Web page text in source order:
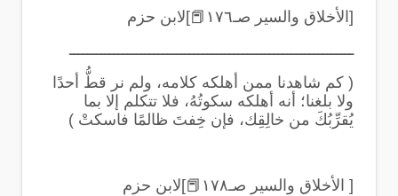
[الأخلاق والسير صـ١٧٦ 📕]لابن حزم
ــــــــــــــــــــــــــــــــــــــــــــــــــــــــــــــــ
( كم شاهدنا ممن أهلكه كلامه، ولم نر قطُّ أحدًا
ولا بلغنا؛ أنه أهلكه سكوتُهُ، فلا تتكلم إلا بما
يُقرِّبُكَ من خالِقِك، فإن خِفتَ ظالمًا فاسكتْ )
[ الأخلاق والسير صـ١٧٨ 📕]لابن حزم